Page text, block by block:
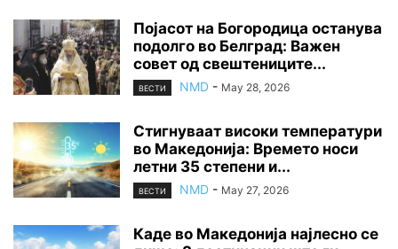
Појасот на Богородица останува
подолго во Белград: Важен
совет од свештениците...
ВЕСТИ NMD - May 28, 2026
Стигнуваат високи температури
во Македонија: Времето носи
летни 35 степени и...
ВЕСТИ NMD - May 27, 2026
Каде во Македонија најлесно се